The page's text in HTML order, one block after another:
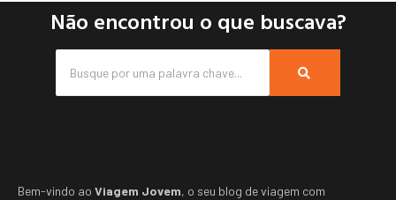
Não encontrou o que buscava?
Bem-vindo ao Viagem Jovem, o seu blog de viagem com